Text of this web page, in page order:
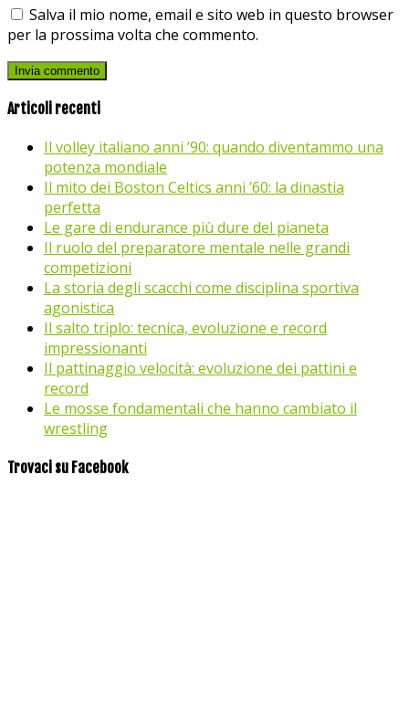
Salva il mio nome, email e sito web in questo browser
per la prossima volta che commento.
Articoli recenti
Il volley italiano anni ’90: quando diventammo una
potenza mondiale
Il mito dei Boston Celtics anni ’60: la dinastia
perfetta
Le gare di endurance più dure del pianeta
Il ruolo del preparatore mentale nelle grandi
competizioni
La storia degli scacchi come disciplina sportiva
agonistica
Il salto triplo: tecnica, evoluzione e record
impressionanti
Il pattinaggio velocità: evoluzione dei pattini e
record
Le mosse fondamentali che hanno cambiato il
wrestling
Trovaci su Facebook